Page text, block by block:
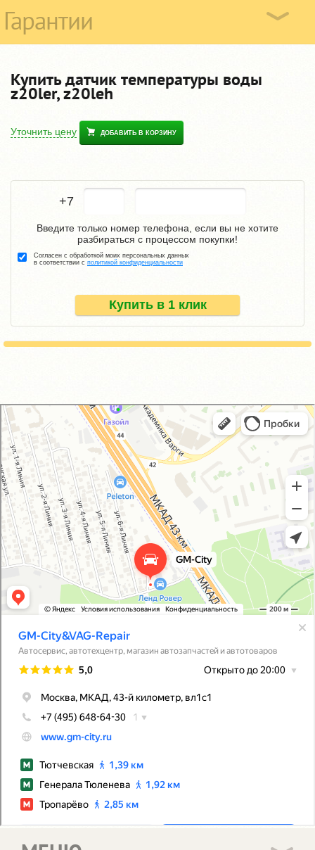
Гарантии
Купить датчик температуры воды
z20ler, z20leh
Уточнить цену ДОБАВИТЬ В КОРЗИНУ
+7
Купить в 1 клик
Введите только номер телефона, если вы не хотите
разбираться с процессом покупки!
Согласен с обработкой моих персональных данных
в соответствии с политикой конфиденциальности
GM-City&VAG-Repair
Автосервис, автотехцентр в Москве
Магазин автозапчастей и автотоваров в Москве